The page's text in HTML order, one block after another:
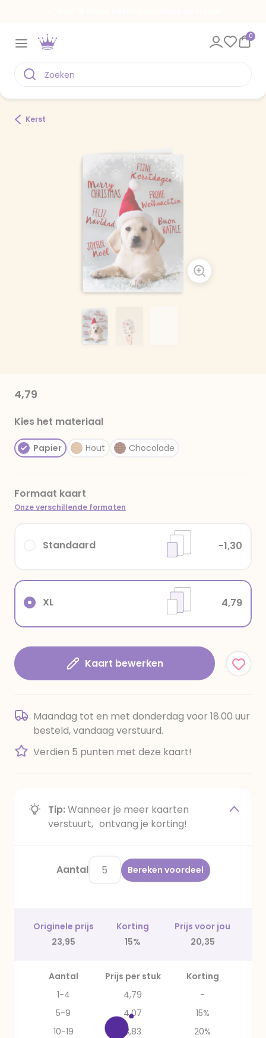
0
Kerst
4,79
Kies het materiaal
Papier Hout Chocolade
Formaat kaart
Onze verschillende formaten
XL 4,79
Standaard -1,30
Kaart bewerken
Maandag tot en met donderdag voor 18.00 uur
besteld, vandaag verstuurd.
Verdien 5 punten met deze kaart!
Tip:Wanneer je meer kaarten
verstuurt, ontvang je korting!
Aantal Bereken voordeel
Originele prijs Korting
Prijs voor jou
23,95
15% 20,35
Aantal Prijs per stuk
Korting
1-4
4,79
-
5-9
4,07
15%
10-19
3,83
20%